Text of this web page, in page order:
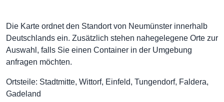
Die Karte ordnet den Standort von Neumünster innerhalb
Deutschlands ein. Zusätzlich stehen nahegelegene Orte zur
Auswahl, falls Sie einen Container in der Umgebung
anfragen möchten.
Ortsteile: Stadtmitte, Wittorf, Einfeld, Tungendorf, Faldera,
Gadeland